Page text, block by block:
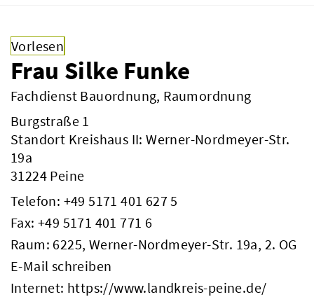
Vorlesen
Frau Silke Funke
Fachdienst Bauordnung, Raumordnung
Burgstraße 1
Standort Kreishaus II: Werner-Nordmeyer-Str.
19a
31224 Peine
Telefon: +49 5171 401 627 5
Fax: +49 5171 401 771 6
Raum: 6225, Werner-Nordmeyer-Str. 19a, 2. OG
E-Mail schreiben
Internet: https://www.landkreis-peine.de/